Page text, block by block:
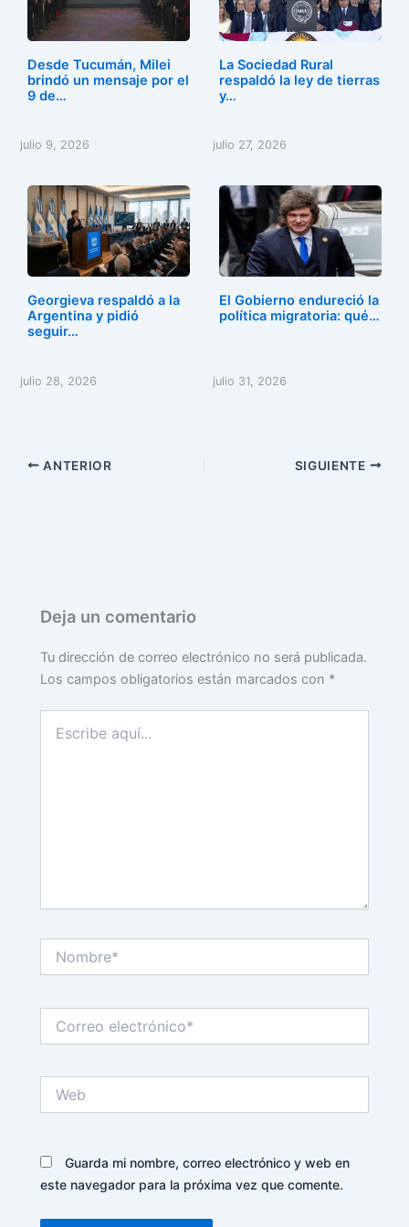
Desde Tucumán, Milei
brindó un mensaje por el
9 de…
julio 9, 2026
La Sociedad Rural
respaldó la ley de tierras
y…
julio 27, 2026
Georgieva respaldó a la
Argentina y pidió
seguir…
julio 28, 2026
El Gobierno endureció la
política migratoria: qué…
julio 31, 2026
ANTERIOR SIGUIENTE
Deja un comentario
Tu dirección de correo electrónico no será publicada.
Los campos obligatorios están marcados con *
aquí...
electrónico*
Guarda mi nombre, correo electrónico y web en
este navegador para la próxima vez que comente.